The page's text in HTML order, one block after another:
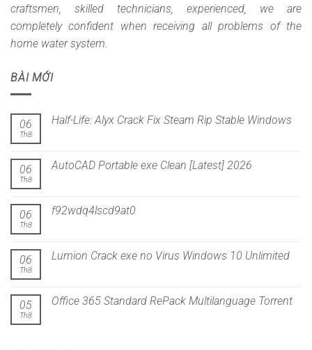
craftsmen, skilled technicians, experienced, we are
completely confident when receiving all problems of the
home water system.
BÀI MỚI
06
Th8
Half-Life: Alyx Crack Fix Steam Rip Stable Windows
06
Th8
AutoCAD Portable exe Clean [Latest] 2026
06
Th8
f92wdq4lscd9at0
06
Th8
Lumion Crack exe no Virus Windows 10 Unlimited
05
Th8
Office 365 Standard RePack Multilanguage Torrent